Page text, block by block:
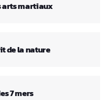
arts martiaux
de la nature
7 mers